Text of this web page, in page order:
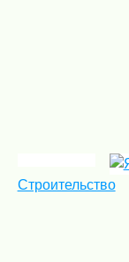
Строительство